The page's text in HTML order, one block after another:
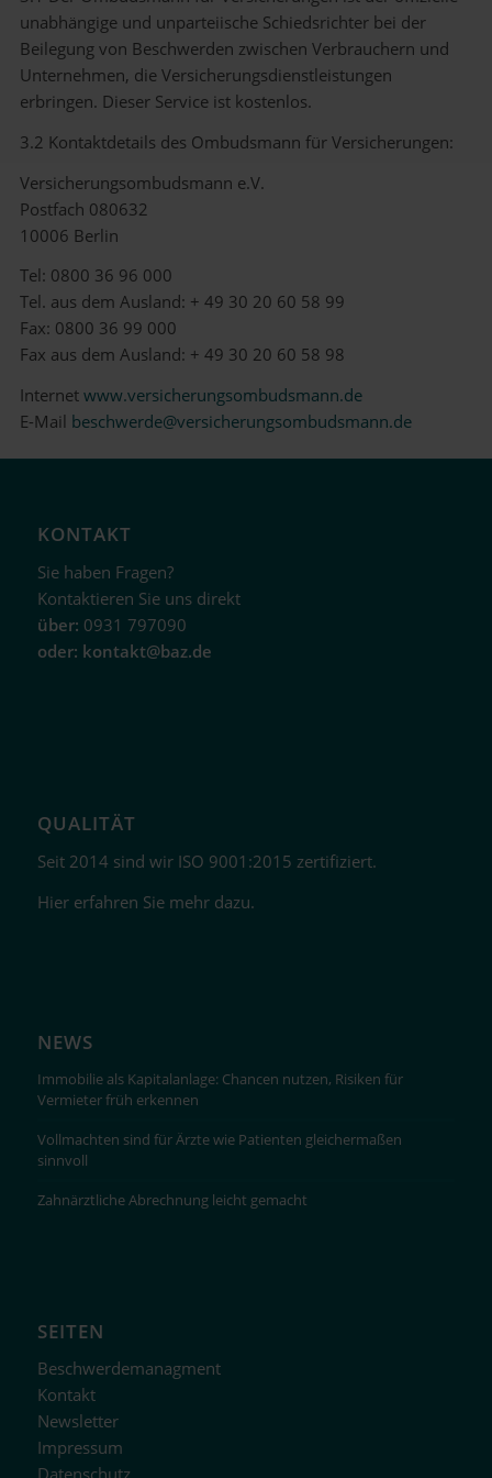
unabhängige und unparteiische Schiedsrichter bei der
Beilegung von Beschwerden zwischen Verbrauchern und
Unternehmen, die Versicherungsdienstleistungen
erbringen. Dieser Service ist kostenlos.
3.2 Kontaktdetails des Ombudsmann für Versicherungen:
Versicherungsombudsmann e.V.
Postfach 080632
10006 Berlin
Tel: 0800 36 96 000
Tel. aus dem Ausland: + 49 30 20 60 58 99
Fax: 0800 36 99 000
Fax aus dem Ausland: + 49 30 20 60 58 98
Internet www.versicherungsombudsmann.de
E-Mail beschwerde@versicherungsombudsmann.de
KONTAKT
Sie haben Fragen?
Kontaktieren Sie uns direkt
über: 0931 797090
oder: kontakt@baz.de
QUALITÄT
Seit 2014 sind wir ISO 9001:2015 zertifiziert.
Hier erfahren Sie mehr dazu.
NEWS
Immobilie als Kapitalanlage: Chancen nutzen, Risiken für
Vermieter früh erkennen
Vollmachten sind für Ärzte wie Patienten gleichermaßen
sinnvoll
Zahnärztliche Abrechnung leicht gemacht
SEITEN
Beschwerdemanagment
Kontakt
Newsletter
Impressum